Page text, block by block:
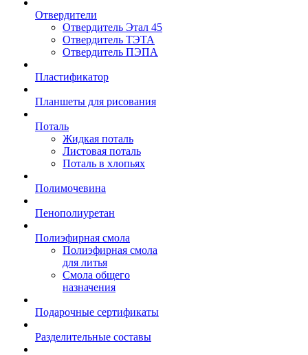
Отвердители
Отвердитель Этал 45
Отвердитель ТЭТА
Отвердитель ПЭПА
Пластификатор
Планшеты для рисования
Поталь
Жидкая поталь
Листовая поталь
Поталь в хлопьях
Полимочевина
Пенополиуретан
Полиэфирная смола
Полиэфирная смола
для литья
Смола общего
назначения
Подарочные сертификаты
Разделительные составы